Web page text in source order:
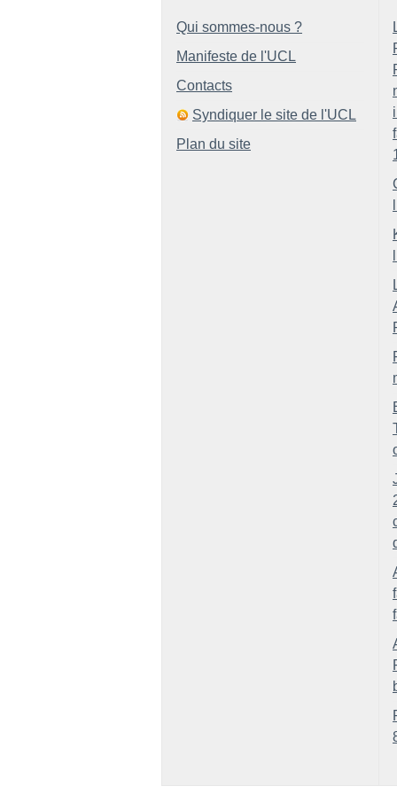
Qui sommes-nous ?
Manifeste de l'UCL
Contacts
Syndiquer le site de l'UCL
Plan du site